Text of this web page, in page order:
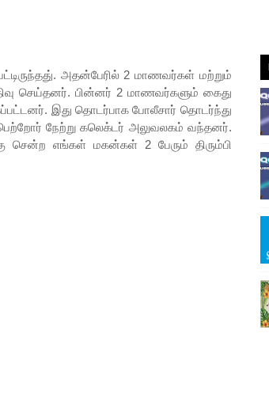
அதன்பேரில் 2 மாணவர்கள் மற்றும்
செய்தனர். பின்னர் 2 மாணவர்களும் கைது
இது தொடர்பாக போலீசார் தொடர்ந்து
நேற்று கலெக்டர் அலுவலகம் வந்தனர்.
சென்ற எங்கள் மகன்கள் 2 பேரும் திரும்பி